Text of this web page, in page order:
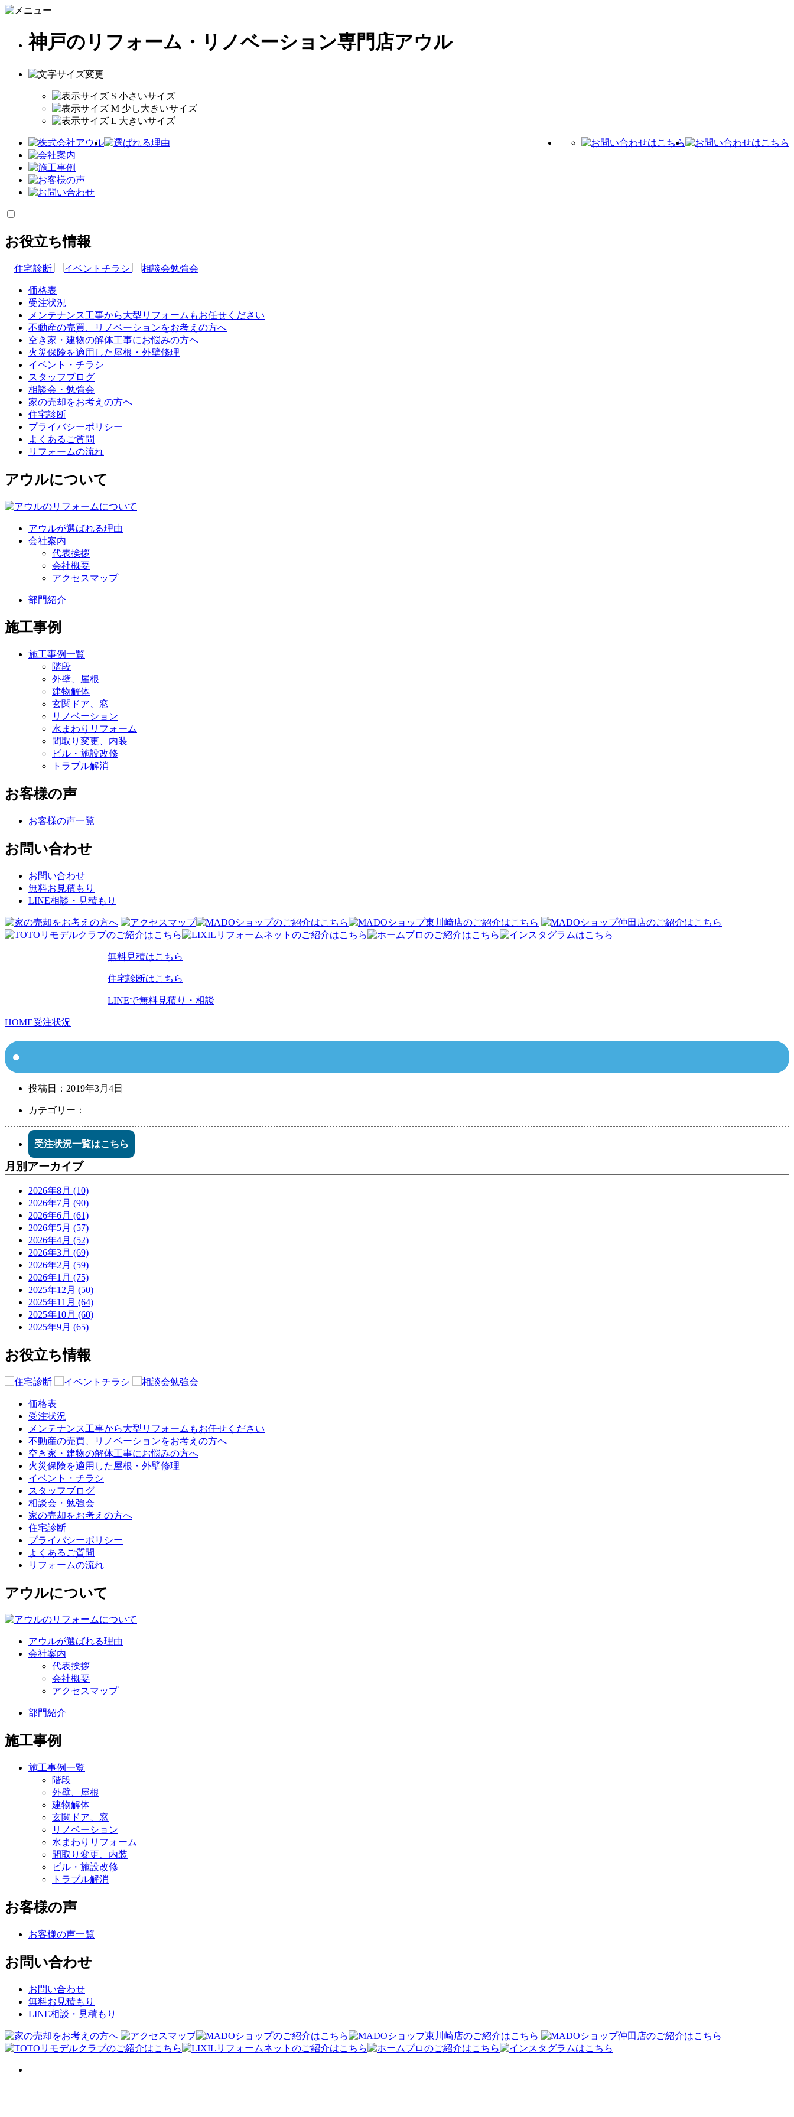
神戸のリフォーム・リノベーション専門店アウル
お役立ち情報
価格表
受注状況
メンテナンス工事から大型リフォームもお任せください
不動産の売買、リノベーションをお考えの方へ
空き家・建物の解体工事にお悩みの方へ
火災保険を適用した屋根・外壁修理
イベント・チラシ
スタッフブログ
相談会・勉強会
家の売却をお考えの方へ
住宅診断
プライバシーポリシー
よくあるご質問
リフォームの流れ
アウルについて
アウルが選ばれる理由
会社案内
代表挨拶
会社概要
アクセスマップ
部門紹介
施工事例
施工事例一覧
階段
外壁、屋根
建物解体
玄関ドア、窓
リノベーション
水まわりリフォーム
間取り変更、内装
ビル・施設改修
トラブル解消
お客様の声
お客様の声一覧
お問い合わせ
お問い合わせ
無料お見積もり
LINE相談・見積もり
無料見積はこちら
住宅診断はこちら
LINEで無料見積り・相談
HOME受注状況
投稿日： 2019年3月4日
カテゴリー：
受注状況一覧はこちら
月別アーカイブ
2026年8月 (10)
2026年7月 (90)
2026年6月 (61)
2026年5月 (57)
2026年4月 (52)
2026年3月 (69)
2026年2月 (59)
2026年1月 (75)
2025年12月 (50)
2025年11月 (64)
2025年10月 (60)
2025年9月 (65)
お役立ち情報
価格表
受注状況
メンテナンス工事から大型リフォームもお任せください
不動産の売買、リノベーションをお考えの方へ
空き家・建物の解体工事にお悩みの方へ
火災保険を適用した屋根・外壁修理
イベント・チラシ
スタッフブログ
相談会・勉強会
家の売却をお考えの方へ
住宅診断
プライバシーポリシー
よくあるご質問
リフォームの流れ
アウルについて
アウルが選ばれる理由
会社案内
代表挨拶
会社概要
アクセスマップ
部門紹介
施工事例
施工事例一覧
階段
外壁、屋根
建物解体
玄関ドア、窓
リノベーション
水まわりリフォーム
間取り変更、内装
ビル・施設改修
トラブル解消
お客様の声
お客様の声一覧
お問い合わせ
お問い合わせ
無料お見積もり
LINE相談・見積もり